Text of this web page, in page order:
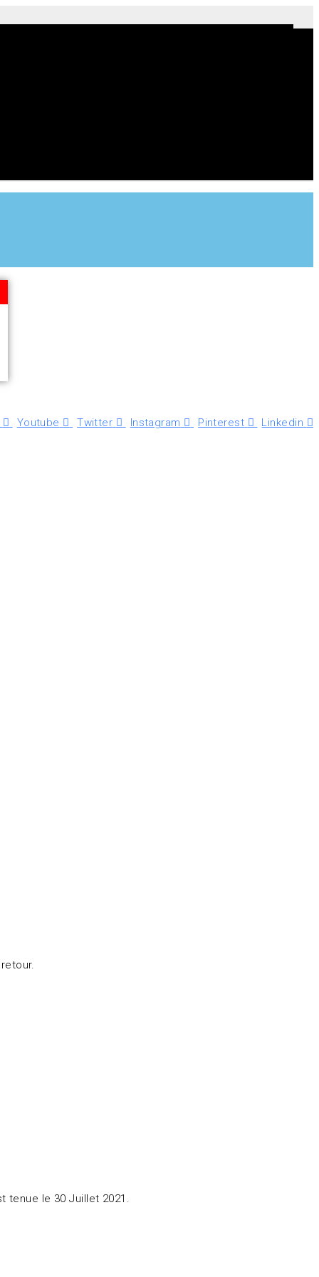
Youtube Twitter Instagram Pinterest Linkedin
tenue le 30 Juillet 2021.